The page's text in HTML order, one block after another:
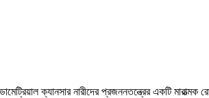
ক্যানসার নারীদের প্রজননতন্ত্রের একটি মারাত্মক